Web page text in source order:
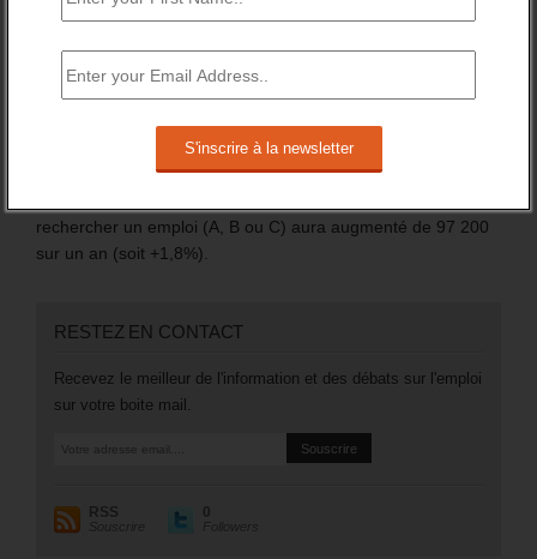
Sur l’année 2024, il a globalement augmenté de +1,5%.
Mais surtout, en catégorie A, le nombre des inscrits (sans
emploi et tenus de rechercher un emploi) a augmenté de
106 200 (soit +3,5%).
rechercher un emploi (A, B ou C) aura augmenté de 97 200
sur un an (soit +1,8%).
RESTEZ EN CONTACT
Recevez le meilleur de l'information et des débats sur l'emploi
sur votre boite mail.
RSS
Souscrire
0
Followers